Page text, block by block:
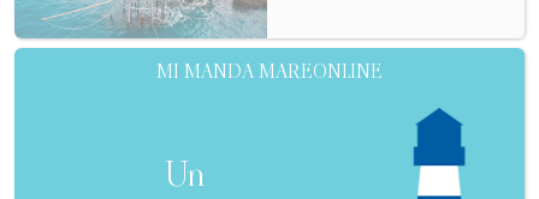
MI MANDA MAREONLINE
Un